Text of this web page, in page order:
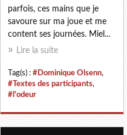
parfois, ces mains que je
savoure sur ma joue et me
content ses journées. Miel...
Lire la suite
Tag(s) : #Dominique Olsenn,
#Textes des participants,
#l'odeur